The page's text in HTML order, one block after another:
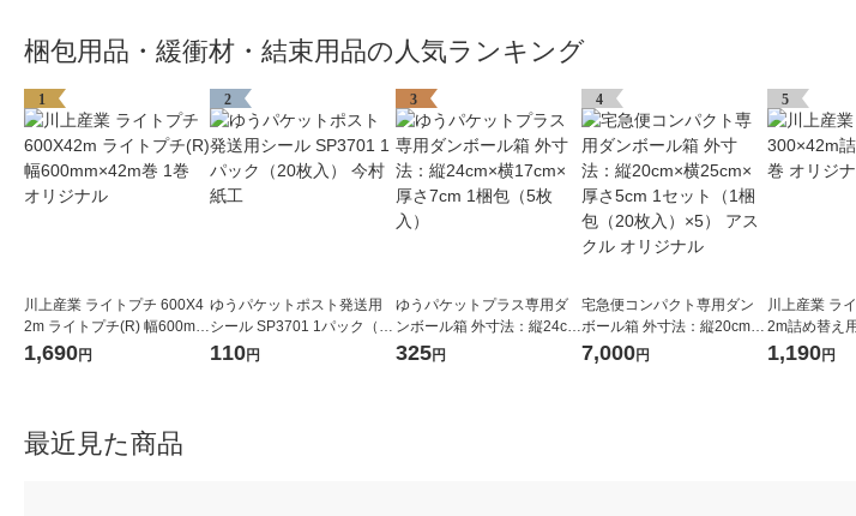
梱包用品・緩衝材・結束用品の人気ランキング
1
川上産業 ライトプチ 600X4
2m ライトプチ(R) 幅600mm
×42m巻 1巻 オリジナル
1,690円
2
ゆうパケットポスト発送用
シール SP3701 1パック（20
枚入） 今村紙工
110円
3
ゆうパケットプラス専用ダ
ンボール箱 外寸法：縦24cm
×横17cm×厚さ7cm 1梱包
325円
4
宅急便コンパクト専用ダン
ボール箱 外寸法：縦20cm×
横25cm×厚さ5cm 1セット
7,000円
5
川上産業 ラ
2m詰め替え
ル
1,190円
最近見た商品